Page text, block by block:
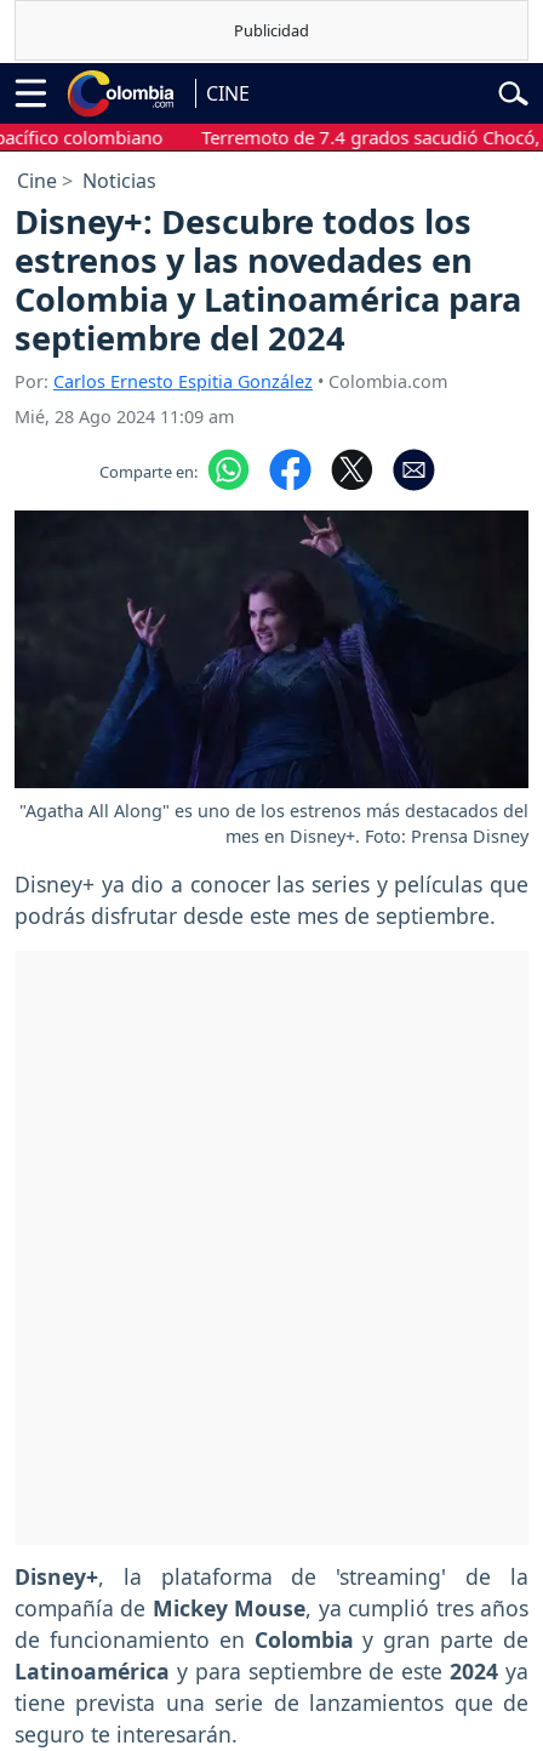
CINE
colombiano Terremoto de 7.4 grados sacudió Chocó, eje
Cine Noticias
Disney+: Descubre todos los
estrenos y las novedades en
Colombia y Latinoamérica para
septiembre del 2024
Por: Carlos Ernesto Espitia González • Colombia.com
Mié, 28 Ago 2024 11:09 am
Comparte en:
"Agatha All Along" es uno de los estrenos más destacados del
mes en Disney+. Foto: Prensa Disney
Disney+ ya dio a conocer las series y películas que
podrás disfrutar desde este mes de septiembre.
Disney+, la plataforma de 'streaming' de la
compañía de Mickey Mouse, ya cumplió tres años
de funcionamiento en Colombia y gran parte de
Latinoamérica y para septiembre de este2024 ya
tiene prevista una serie de lanzamientos que de
seguro te interesarán.